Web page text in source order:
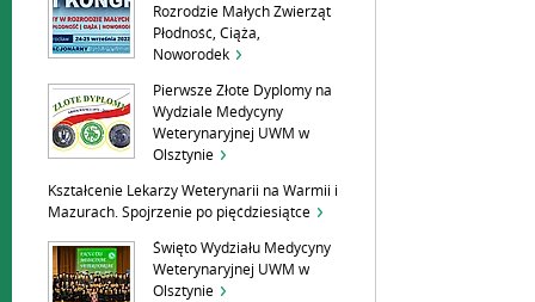
Rozrodzie Małych Zwierząt
Płodność, Ciąża,
Noworodek
Pierwsze Złote Dyplomy na
Wydziale Medycyny
Weterynaryjnej UWM w
Olsztynie
Kształcenie Lekarzy Weterynarii na Warmii i
Mazurach. Spojrzenie po pięćdziesiątce
Święto Wydziału Medycyny
Weterynaryjnej UWM w
Olsztynie